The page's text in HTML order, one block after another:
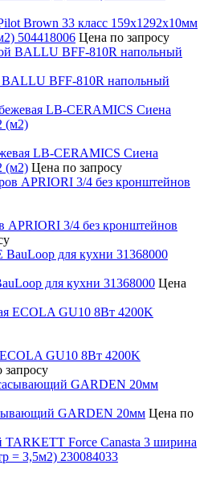
Brown 33 класс 159х1292х10мм
504418006 Цена по запросу
BALLU BFF-810R напольный
LB-CERAMICS Сиена
(м2) Цена по запросу
APRIORI 3/4 без кронштейнов
для кухни 31368000 Цена
GU10 8Вт 4200K
GARDEN 20мм Цена по